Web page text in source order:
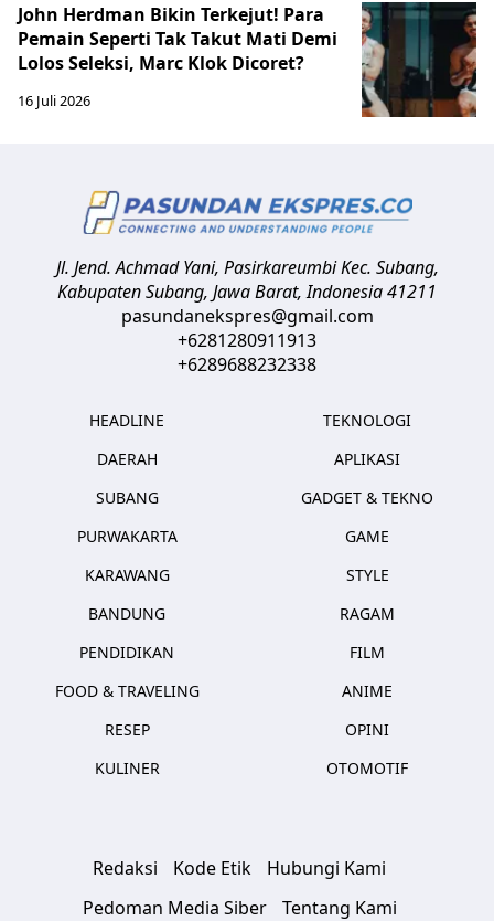
John Herdman Bikin Terkejut! Para
Pemain Seperti Tak Takut Mati Demi
Lolos Seleksi, Marc Klok Dicoret?
16 Juli 2026
Jl. Jend. Achmad Yani, Pasirkareumbi Kec. Subang,
Kabupaten Subang, Jawa Barat,Indonesia41211
pasundanekspres@gmail.com
+6281280911913
+6289688232338
HEADLINE
DAERAH
SUBANG
PURWAKARTA
KARAWANG
BANDUNG
PENDIDIKAN
FOOD & TRAVELING
RESEP
KULINER
TEKNOLOGI
APLIKASI
GADGET & TEKNO
GAME
STYLE
RAGAM
FILM
ANIME
OPINI
OTOMOTIF
Redaksi Kode Etik
Hubungi Kami
Pedoman Media Siber
Tentang Kami